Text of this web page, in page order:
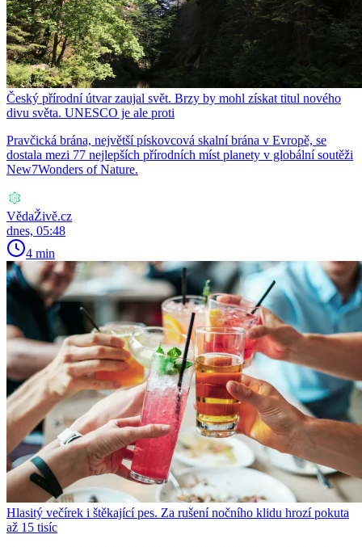
Český přírodní útvar zaujal svět. Brzy by mohl získat titul nového
divu světa. UNESCO je ale proti
Pravčická brána, největší pískovcová skalní brána v Evropě, se
dostala mezi 77 nejlepších přírodních míst planety v globální soutěži
New7Wonders of Nature.
VědaŽivě.cz
dnes, 05:48
4 min
Hlasitý večírek i štěkající pes. Za rušení nočního klidu hrozí pokuta
až 15 tisíc